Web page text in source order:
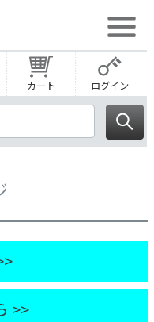
カート ログイン
>>